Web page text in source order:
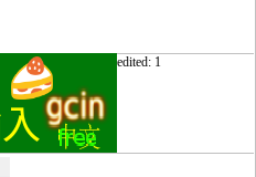
edited: 1